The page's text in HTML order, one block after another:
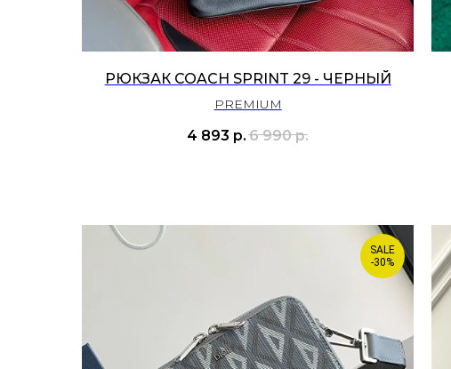
РЮКЗАК COACH SPRINT 29 - ЧЕРНЫЙ
PREMIUM
4 893 р. 6 990 р.
SALE
-30%